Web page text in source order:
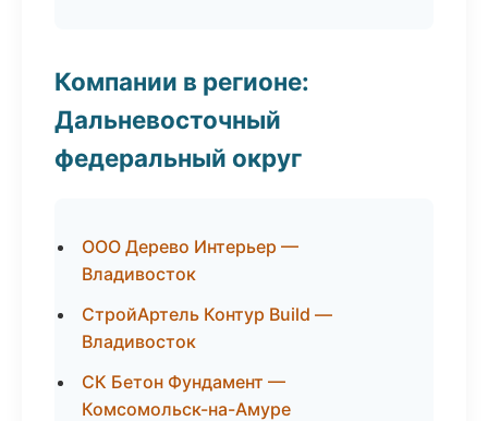
Компании в регионе:
Дальневосточный
федеральный округ
ООО Дерево Интерьер —
Владивосток
СтройАртель Контур Build —
Владивосток
СК Бетон Фундамент —
Комсомольск-на-Амуре